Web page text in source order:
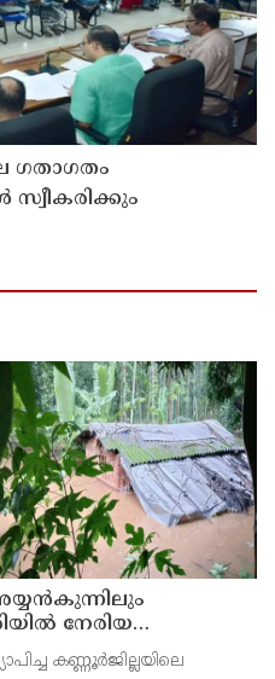
ഗതാഗതം
നേരിയ
മാറ്റി
കണ്ണൂർജില്ലയിലെ